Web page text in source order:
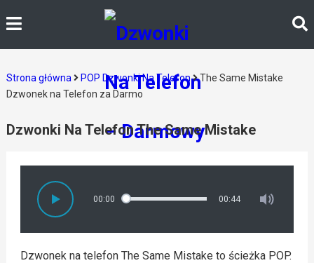
Strona główna POP Dzwonki Na Telefon
The Same Mistake
Dzwonek na Telefon za Darmo
Dzwonki Na Telefon The Same Mistake
00:00 00:44
Dzwonek na telefon The Same Mistake to ścieżka POP.